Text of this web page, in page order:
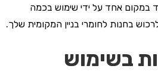
במקום אחד על ידי שימוש בכמה
בחנות לחומרי בניין המקומית שלך.
בשימוש